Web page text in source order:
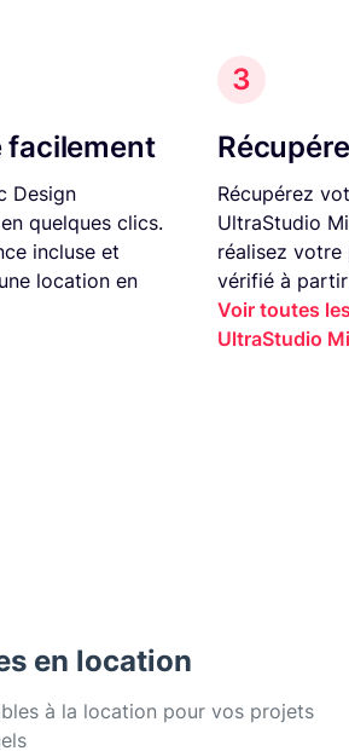
facilement
Design
quelques clics.
incluse et
location en
3
Récupérez
UltraStudio
réalisez votre
vérifié à
Voir toutes
UltraStudio
en location
à la location pour vos projets